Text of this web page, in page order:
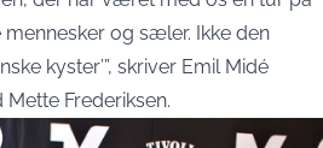
og sæler. Ikke den
kyster’”, skriver Emil Midé
Frederiksen.